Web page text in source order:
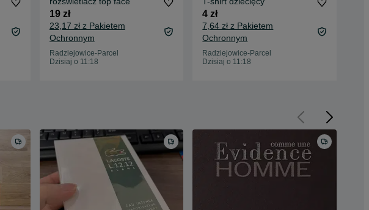
19 zł
23,17 zł z Pakietem
Ochronnym
Radziejowice-Parcel
Dzisiaj o 11:18
4 zł
7,64 zł z Pakietem
Ochronnym
Radziejowice-Parcel
Dzisiaj o 11:18